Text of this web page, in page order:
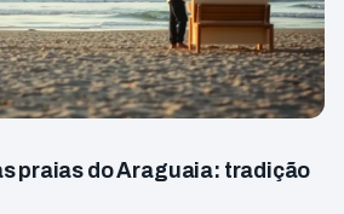
praias do Araguaia: tradição